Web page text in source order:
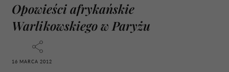
Opowieści afrykańskie
Warlikowskiego w Paryżu
16 MARCA 2012